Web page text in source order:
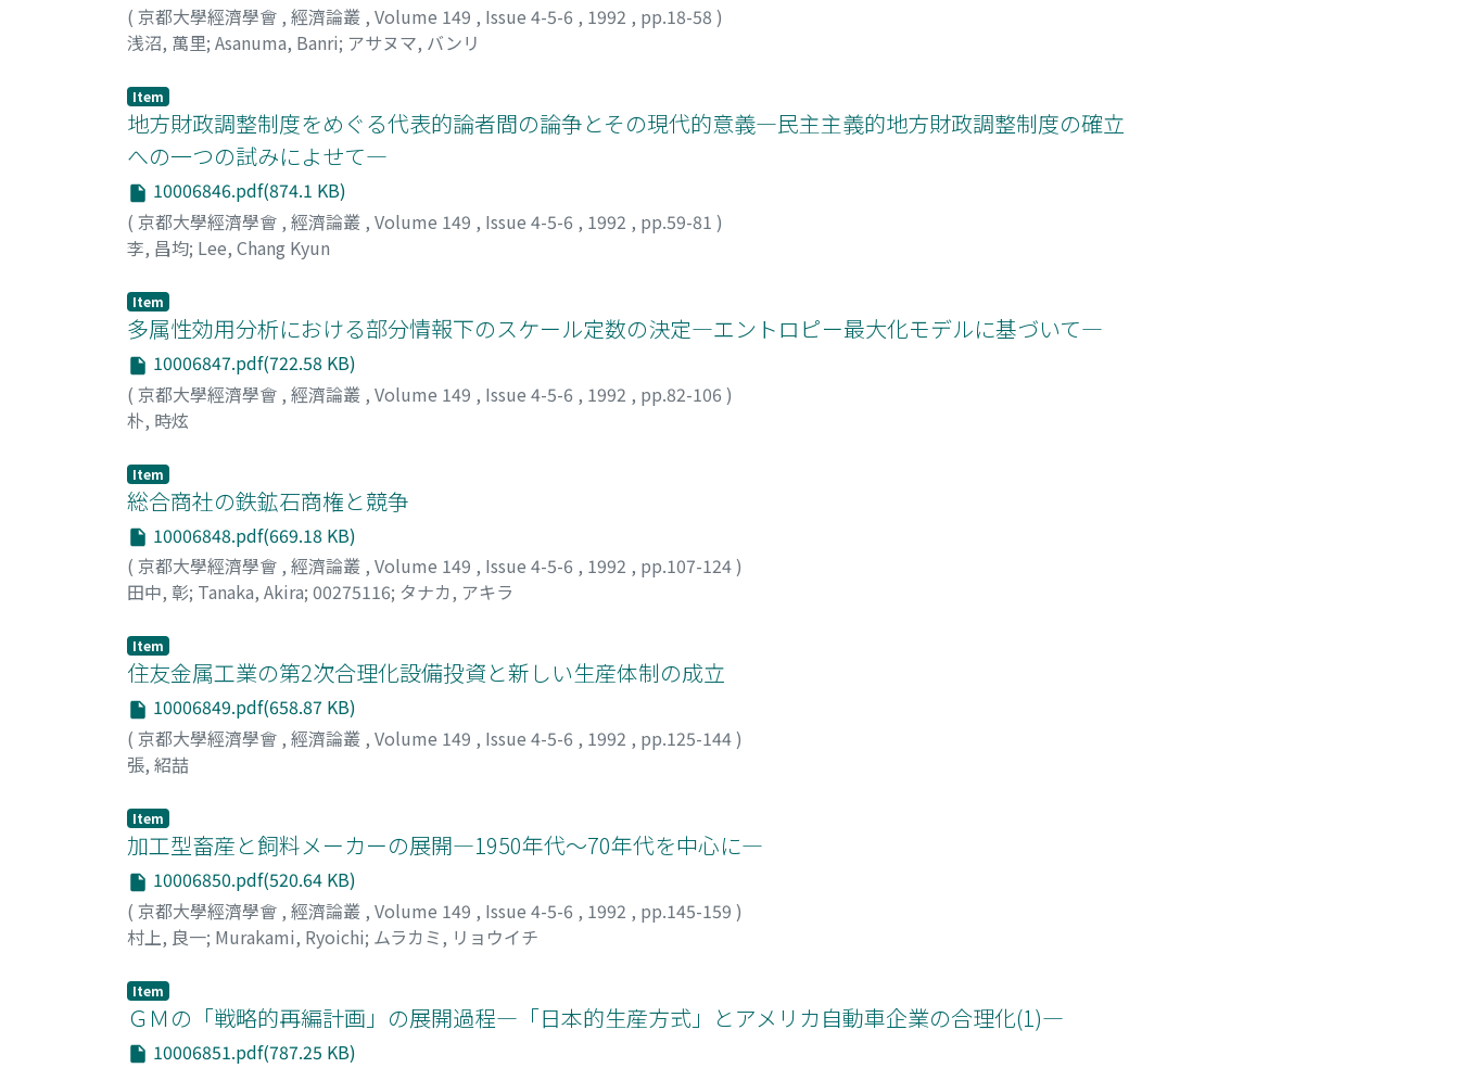
( 京都大學經濟學會 , 經濟論叢 , Volume 149 , Issue 4-5-6 , 1992 , pp.18-58 )
浅沼, 萬里; Asanuma, Banri; アサヌマ, バンリ
Item
地方財政調整制度をめぐる代表的論者間の論争とその現代的意義―民主主義的地方財政調整制度の確立
への一つの試みによせて―
10006846.pdf(874.1 KB)
( 京都大學經濟學會 , 經濟論叢 , Volume 149 , Issue 4-5-6 , 1992 , pp.59-81 )
李, 昌均; Lee, Chang Kyun
Item
多属性効用分析における部分情報下のスケール定数の決定―エントロピー最大化モデルに基づいて―
10006847.pdf(722.58 KB)
( 京都大學經濟學會 , 經濟論叢 , Volume 149 , Issue 4-5-6 , 1992 , pp.82-106 )
朴, 時炫
Item
総合商社の鉄鉱石商権と競争
10006848.pdf(669.18 KB)
( 京都大學經濟學會 , 經濟論叢 , Volume 149 , Issue 4-5-6 , 1992 , pp.107-124)
田中, 彰; Tanaka, Akira; 00275116; タナカ, アキラ
Item
住友金属工業の第2次合理化設備投資と新しい生産体制の成立
10006849.pdf(658.87 KB)
( 京都大學經濟學會 , 經濟論叢 , Volume 149 , Issue 4-5-6 , 1992 , pp.125-144)
張, 紹喆
Item
加工型畜産と飼料メーカーの展開―1950年代～70年代を中心に―
10006850.pdf(520.64 KB)
( 京都大學經濟學會 , 經濟論叢 , Volume 149 , Issue 4-5-6 , 1992 , pp.145-159 )
村上, 良一; Murakami, Ryoichi; ムラカミ, リョウイチ
Item
ＧＭの「戦略的再編計画」の展開過程―「日本的生産方式」とアメリカ自動車企業の合理化(1)―
10006851.pdf(787.25 KB)